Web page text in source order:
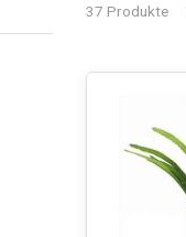
37 Produkte